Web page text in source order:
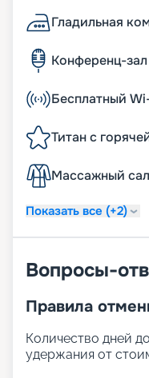
Гладильная
Конференц-зал
Бесплатный
Титан с
Массажный
Показать все (+2)
Вопросы-
Правила
Количество дней
удержания от